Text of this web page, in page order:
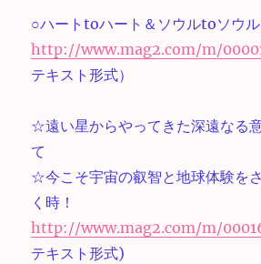
○ハートtoハート＆ソウルtoソウ
http://www.mag2.com/m/
テキスト形式）
☆遠い星からやってきた深遠なる
て
☆今こそ宇宙の叡智と地球体験を
く時！
http://www.mag2.com/m/
テキスト形式)